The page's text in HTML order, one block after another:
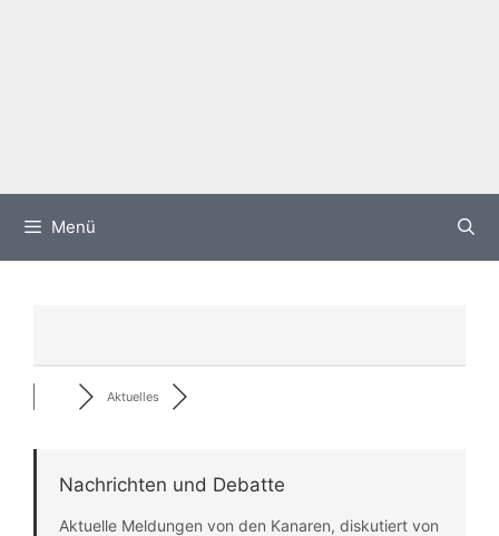
Menü
Aktuelles
Nachrichten und Debatte
Aktuelle Meldungen von den Kanaren, diskutiert von